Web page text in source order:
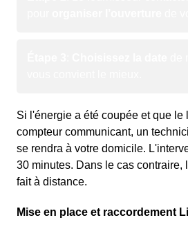
Si l'énergie a été coupée et que le
compteur communicant, un
se rendra à votre domicile.
30 minutes. Dans le cas contraire,
fait à distance.
Mise en place et raccordement